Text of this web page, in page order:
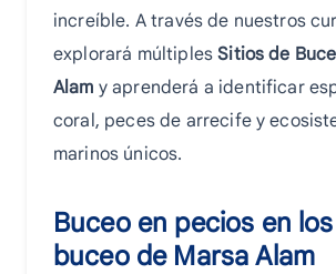
increíble. A través de nuestros
explorará múltiplesSitios de
Alam y aprenderá a identificar
coral, peces de arrecife y
marinos únicos.
Buceo en pecios en
buceo de Marsa Alam